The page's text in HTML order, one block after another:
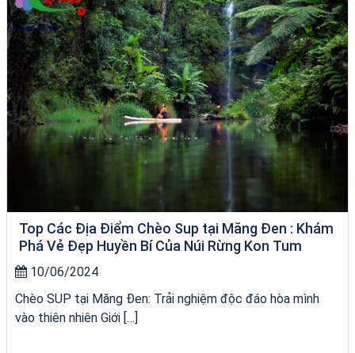
Top Các Địa Điểm Chèo Sup tại Măng Đen : Khám
Phá Vẻ Đẹp Huyền Bí Của Núi Rừng Kon Tum
10/06/2024
Chèo SUP tại Măng Đen: Trải nghiệm độc đáo hòa mình
vào thiên nhiên Giới […]